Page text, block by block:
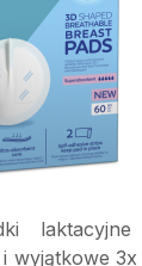
wyjątkowe